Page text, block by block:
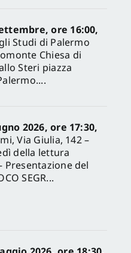
ore 16:00,
Studi di Palermo
Chiesa di
Steri piazza
2026, ore 17:30,
Via Giulia, 142 –
della lettura
Presentazione del
SEGR...